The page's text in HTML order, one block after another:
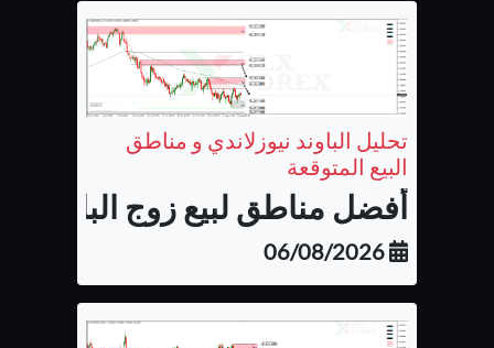
تحليل الباوند نيوزلاندي و مناطق
البيع المتوقعة
أفضل مناطق لبيع زوج الباوند
06/08/2026